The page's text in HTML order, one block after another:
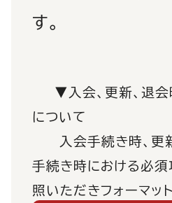
す。
▼入会、更新、退会
について
入会手続き時、更
手続き時における必須
照いただきフォーマッ